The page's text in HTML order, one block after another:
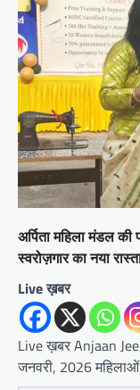
अर्पिता महिला मंडल
स्वरोज़गार का नया
Live ख़बर
Live ख़बर Anjaan
जनवरी, 2026